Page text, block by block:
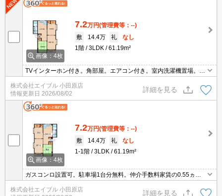
画像：4枚
7.2万円(管理費等：--)
敷
14.4万 礼
なし
1階
3LDK 61.19m²
TVインターホン付き。角部屋。エアコン付き。室内洗濯機置場。仲
株式会社エイブル 小田原店
情報更新日 2026/08/02
詳細を見る
画像：4枚
7.2万円(管理費等：--)
敷
14.4万 礼
なし
1-1階
3LDK 61.19m²
ガスコンロ設置可。駐車場1台分無料。仲介手数料家賃の0.55ヵ月
分。バス・トイレ別。洗面化粧台付き。温水洗浄便座付き。TVモニ
ターホン有。
株式会社エイブル 小田原店
詳細を見る